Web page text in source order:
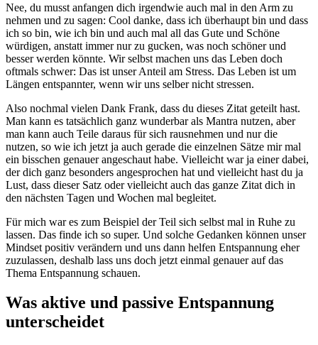
Nee, du musst anfangen dich irgendwie auch mal in den Arm zu
nehmen und zu sagen: Cool danke, dass ich überhaupt bin und dass
ich so bin, wie ich bin und auch mal all das Gute und Schöne
würdigen, anstatt immer nur zu gucken, was noch schöner und
besser werden könnte. Wir selbst machen uns das Leben doch
oftmals schwer: Das ist unser Anteil am Stress. Das Leben ist um
Längen entspannter, wenn wir uns selber nicht stressen.
Also nochmal vielen Dank Frank, dass du dieses Zitat geteilt hast.
Man kann es tatsächlich ganz wunderbar als Mantra nutzen, aber
man kann auch Teile daraus für sich rausnehmen und nur die
nutzen, so wie ich jetzt ja auch gerade die einzelnen Sätze mir mal
ein bisschen genauer angeschaut habe. Vielleicht war ja einer dabei,
der dich ganz besonders angesprochen hat und vielleicht hast du ja
Lust, dass dieser Satz oder vielleicht auch das ganze Zitat dich in
den nächsten Tagen und Wochen mal begleitet.
Für mich war es zum Beispiel der Teil sich selbst mal in Ruhe zu
lassen. Das finde ich so super. Und solche Gedanken können unser
Mindset positiv verändern und uns dann helfen Entspannung eher
zuzulassen, deshalb lass uns doch jetzt einmal genauer auf das
Thema Entspannung schauen.
Was aktive und passive Entspannung
unterscheidet